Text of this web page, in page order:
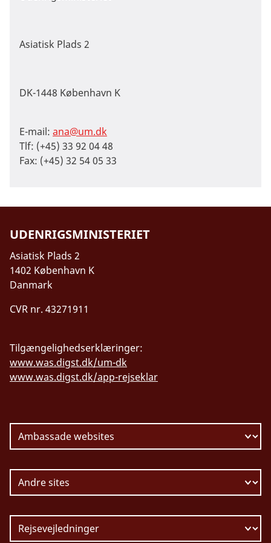
Asiatisk Plads 2
DK-1448 København K
E-mail: ana@um.dk
Tlf: (+45) 33 92 04 48
Fax: (+45) 32 54 05 33
UDENRIGSMINISTERIET
Asiatisk Plads 2
1402 København K
Danmark
CVR nr. 43271911
Tilgængelighedserklæringer:
www.was.digst.dk/um-dk
www.was.digst.dk/app-rejseklar